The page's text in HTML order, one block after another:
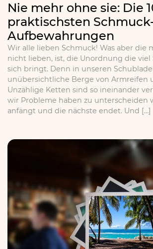
Nie mehr ohne sie: Die
praktischsten
Aufbewahrungen
Wir alle lieben Schmuck! Was aber die
nicht lieben, ist, die Unordnung die
sich bringt. Denn in unseren
unübersichtliche Berge von Armreifen
Unzählige Ketten sind so ineinander
wir Probleme haben zu unterscheiden
anfängt und die nächste endet. Und […]